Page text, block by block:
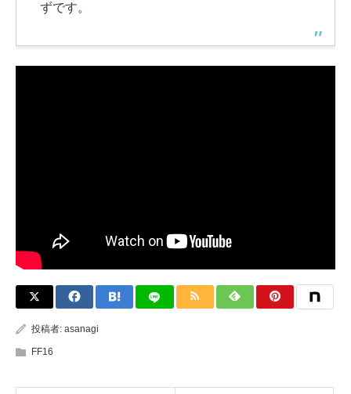
ずです。
投稿者: asanagi
FF16